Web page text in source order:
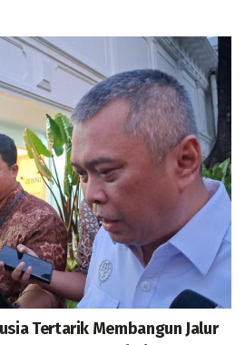
Tertarik Membangun Jalur